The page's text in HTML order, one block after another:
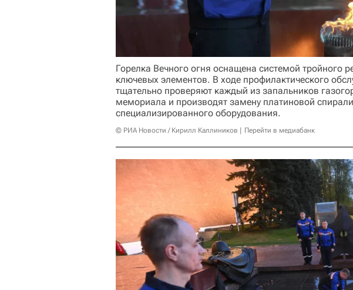
Горелка Вечного огня оснащена системой тройного
ключевых элементов. В ходе профилактического
тщательно проверяют каждый из запальников
мемориала и производят замену платиновой
специализированного оборудования.
© РИА Новости / Кирилл Каллиников Перейти в медиабанк